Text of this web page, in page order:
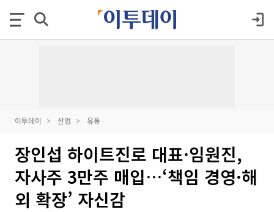
이투데이 산업 유통
장인섭 하이트진로 대표·임원진,
자사주 3만주 매입…‘책임 경영·해
외 확장’ 자신감